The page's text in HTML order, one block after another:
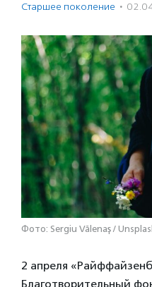
Старшее поколение ·
Фото: Sergiu Vălenaș /
2 апреля
Благотворительный